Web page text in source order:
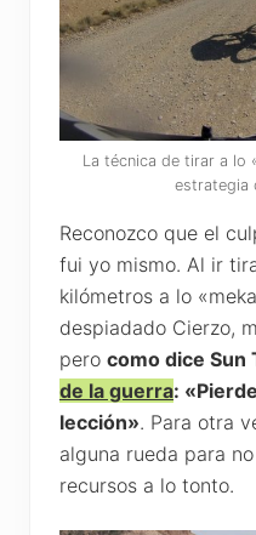
La técnica de tirar a lo
estrategia
Reconozco que el
fui yo mismo. Al ir
kilómetros a lo
despiadado Cierzo,
pero como dice Sun
de la guerra:
lección». Para otra
alguna rueda para
recursos a lo tonto.